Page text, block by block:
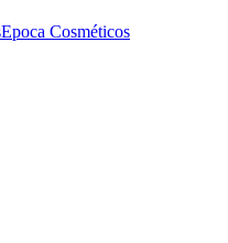
Epoca Cosméticos